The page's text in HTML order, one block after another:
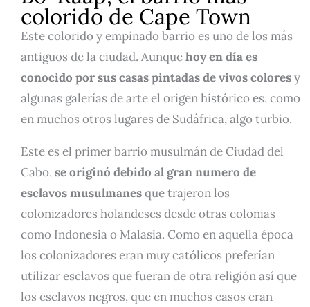
colorido de Cape Town
Este colorido y empinado barrio es uno de los más
antiguos de la ciudad. Aunquehoy en día es
conocido por sus casas pintadas de vivos coloresy
algunas galerías de arte el origen histórico es, como
en muchos otros lugares de Sudáfrica, algo turbio.
Este es el primer barrio musulmán de Ciudad del
Cabo,se originó debido al gran numero de
esclavos musulmanesque trajeron los
colonizadores holandeses desde otras colonias
como Indonesia o Malasia. Como en aquella época
los colonizadores eran muy católicos preferían
utilizar esclavos que fueran de otra religión así que
los esclavos negros, que en muchos casos eran